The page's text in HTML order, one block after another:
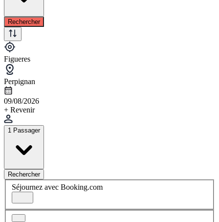
Rechercher
Figueres
Perpignan
09/08/2026
+ Revenir
1 Passager
Rechercher
Séjournez avec Booking.com